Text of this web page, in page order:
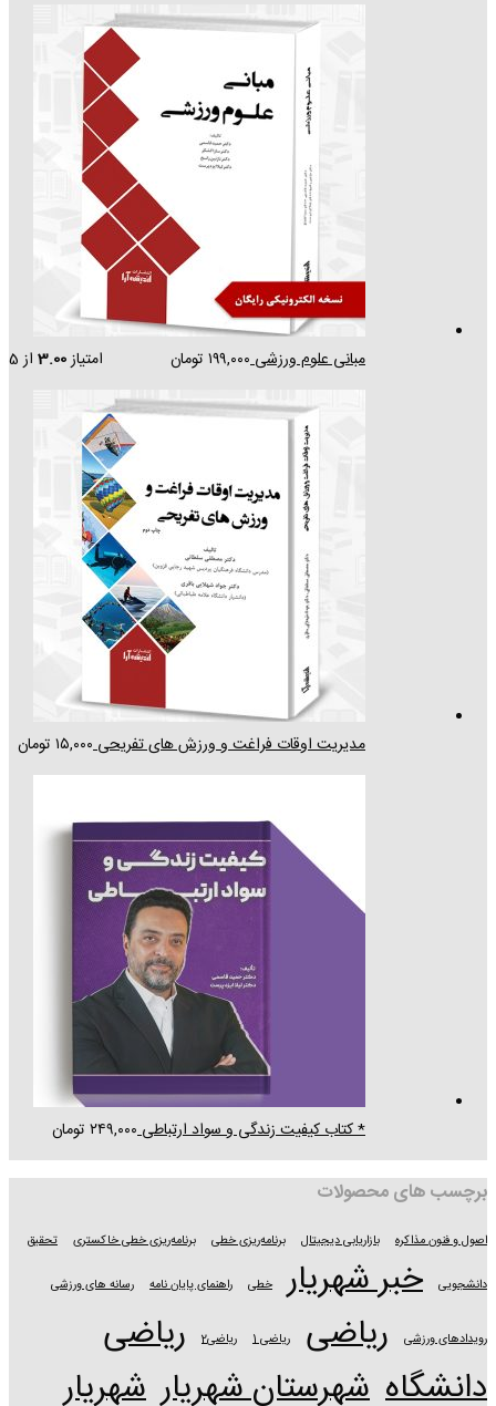
مبانی علوم ورزشی امتیاز3.00 از 5 ۱۹۹,۰۰۰ تومان
مدیریت اوقات فراغت و ورزش های تفریحی ۱۵,۰۰۰ تومان
* کتاب کیفیت زندگی و سواد ارتباطی ۲۴۹,۰۰۰ تومان
برچسب های محصولات
اصول و فنون مذاکره بازاریابی دیجیتال برنامه‌ریزی خطی برنامه‌ریزی خطی خاکستری تحقیق
دانشجویی خبر شهریار خطی راهنمای پایان نامه رسانه های ورزشی
رویدادهای ورزشی ریاضی ریاضی 1 ریاضی2
ریاضی
دانشگاه شهرستان شهریار شهریار